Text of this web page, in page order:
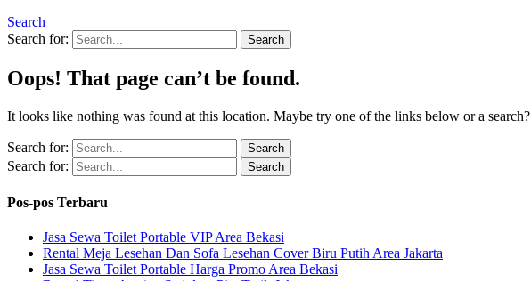
Search
Search for:
Oops! That page can’t be found.
It looks like nothing was found at this location. Maybe try one of the links below or a search?
Search for:
Search for:
Pos-pos Terbaru
Jasa Sewa Toilet Portable VIP Area Bekasi
Rental Meja Lesehan Dan Sofa Lesehan Cover Biru Putih Area Jakarta
Jasa Sewa Toilet Portable Harga Promo Area Bekasi